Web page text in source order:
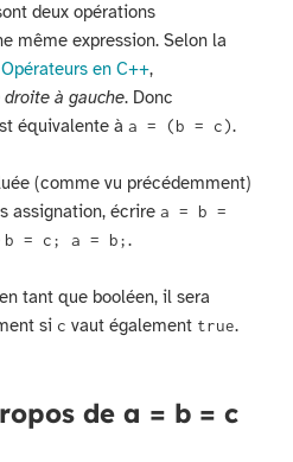
deux opérations
même expression. Selon la
en C++,
droite à gauche. Donc
équivalente àa = (b = c).
(comme vu précédemment)
assignation, écrirea = b =
b = c; a = b;.
en tant que booléen, il sera
si c vaut également true.
de a = b = c